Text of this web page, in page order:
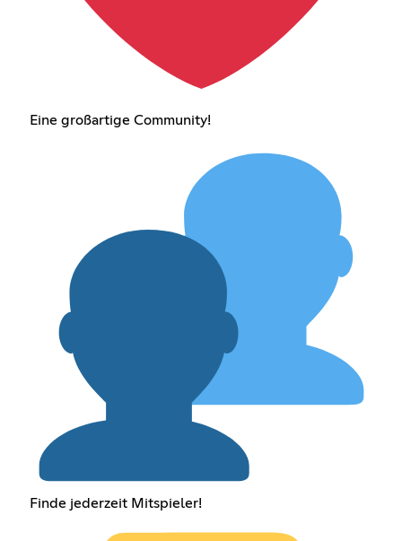
Eine großartige Community!
Finde jederzeit Mitspieler!